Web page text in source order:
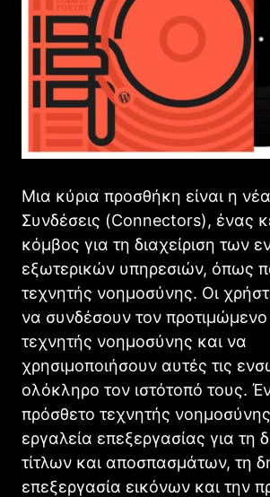
Μια κύρια προσθήκη είναι η
Συνδέσεις (Connectors), ένας
κόμβος για τη διαχείριση των
εξωτερικών υπηρεσιών, όπως
τεχνητής νοημοσύνης. Οι
να συνδέσουν τον
τεχνητής νοημοσύνης και να
χρησιμοποιήσουν αυτές τις
ολόκληρο τον ιστότοπό τους.
πρόσθετο τεχνητής
εργαλεία επεξεργασίας για τη
τίτλων και αποσπασμάτων, τη
επεξεργασία εικόνων και την